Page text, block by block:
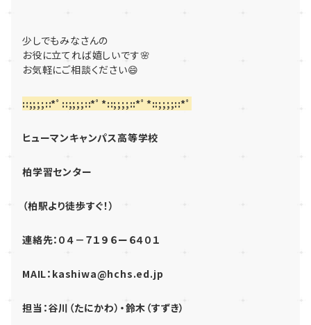
少しでもみなさんの
お役に立てれば嬉しいです🌸
お気軽にご相談ください😄
::;;;;::*ﾟ::;;;;::*ﾟ*::;;;;::*ﾟ*::;;;;::*ﾟ
ヒューマンキャンパス高等学校
柏学習センター
（柏駅より徒歩すぐ！）
連絡先：０４－７１９６ー６４０１
MAIL：kashiwa@hchs.ed.jp
担当：谷川（たにかわ）・鈴木（すずき）